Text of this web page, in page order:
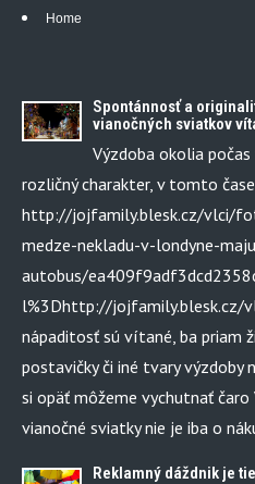
Home
Spontánnosť a
vianočných sviatkov
Výzdoba okolia
rozličný charakter, v tomto
http://jojfamily.blesk.cz/vlci/
medze-nekladu-v-londyne-
autobus/
l%3Dhttp://jojfamily.blesk.cz/
nápaditosť sú vítané, ba priam
postavičky či iné tvary výzdoby
si opäť môžeme vychutnať čaro
vianočné sviatky nie je iba o
Reklamný dáždnik je